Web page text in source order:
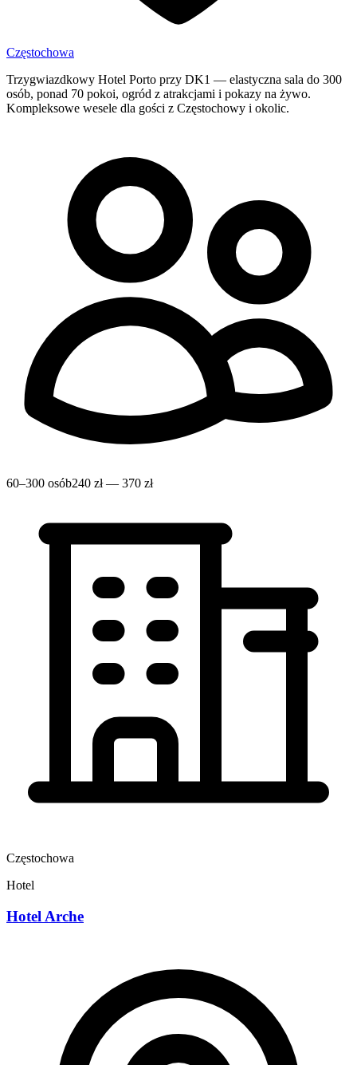
Częstochowa
Trzygwiazdkowy Hotel Porto przy DK1 — elastyczna sala do 300
osób, ponad 70 pokoi, ogród z atrakcjami i pokazy na żywo.
Kompleksowe wesele dla gości z Częstochowy i okolic.
60–300 osób240 zł — 370 zł
Częstochowa
Hotel
Hotel Arche